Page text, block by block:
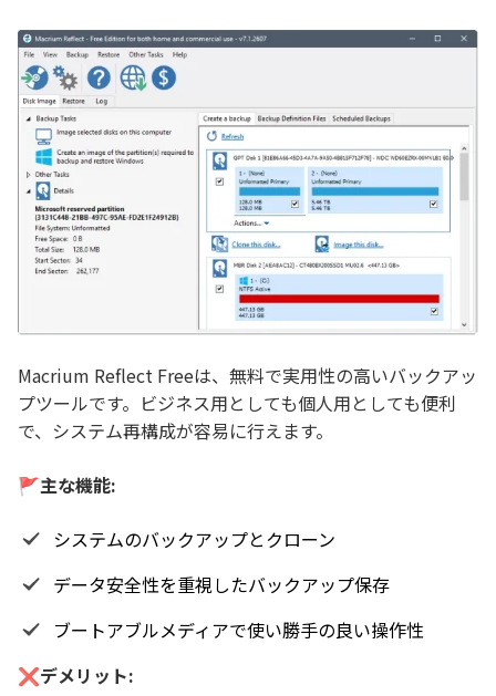
Macrium Reflect Freeは、無料で実用性の高いバックアッ
プツールです。ビジネス用としても個人用としても便利
で、システム再構成が容易に行えます。
🚩主な機能:
システムのバックアップとクローン
データ安全性を重視したバックアップ保存
ブートアブルメディアで使い勝手の良い操作性
❌デメリット: